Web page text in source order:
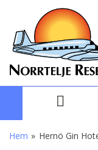
Hem » Hernö Gin